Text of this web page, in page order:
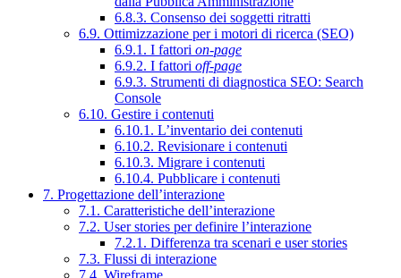
6.8.3. Consenso dei soggetti ritratti
6.9. Ottimizzazione per i motori di ricerca (SEO)
6.9.1. I fattori on-page
6.9.2. I fattori off-page
6.9.3. Strumenti di diagnostica SEO: Search
Console
6.10. Gestire i contenuti
6.10.1. L’inventario dei contenuti
6.10.2. Revisionare i contenuti
6.10.3. Migrare i contenuti
6.10.4. Pubblicare i contenuti
7. Progettazione dell’interazione
7.1. Caratteristiche dell’interazione
7.2. User stories per definire l’interazione
7.2.1. Differenza tra scenari e user stories
7.3. Flussi di interazione
7.4. Wireframe